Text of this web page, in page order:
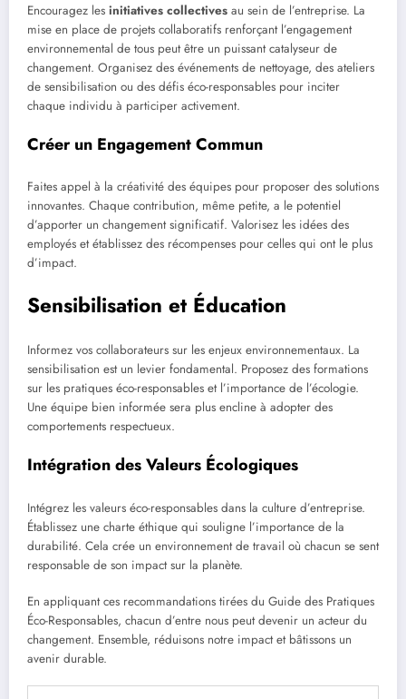
Encouragez les initiatives collectives au sein de l’entreprise. La
mise en place de projets collaboratifs renforçant l’engagement
environnemental de tous peut être un puissant catalyseur de
changement. Organisez des événements de nettoyage, des ateliers
de sensibilisation ou des défis éco-responsables pour inciter
chaque individu à participer activement.
Créer un Engagement Commun
Faites appel à la créativité des équipes pour proposer des solutions
innovantes. Chaque contribution, même petite, a le potentiel
d’apporter un changement significatif. Valorisez les idées des
employés et établissez des récompenses pour celles qui ont le plus
d’impact.
Sensibilisation et Éducation
Informez vos collaborateurs sur les enjeux environnementaux. La
sensibilisation est un levier fondamental. Proposez des formations
sur les pratiques éco-responsables et l’importance de l’écologie.
Une équipe bien informée sera plus encline à adopter des
comportements respectueux.
Intégration des Valeurs Écologiques
Intégrez les valeurs éco-responsables dans la culture d’entreprise.
Établissez une charte éthique qui souligne l’importance de la
durabilité. Cela crée un environnement de travail où chacun se sent
responsable de son impact sur la planète.
En appliquant ces recommandations tirées du Guide des Pratiques
Éco-Responsables, chacun d’entre nous peut devenir un acteur du
changement. Ensemble, réduisons notre impact et bâtissons un
avenir durable.